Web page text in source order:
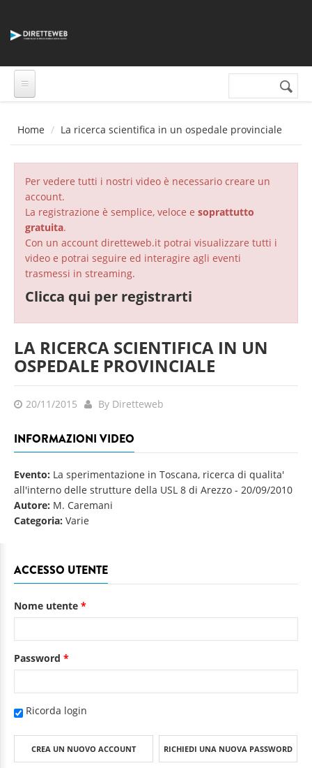
Form di
Cerca nel sito
Home La ricerca scientifica in un ospedale provinciale
Per vedere tutti i nostri video è necessario creare un
account.
La registrazione è semplice, veloce e soprattutto
gratuita.
Con un account diretteweb.it potrai visualizzare tutti i
video e potrai seguire ed interagire agli eventi
trasmessi in streaming.
Clicca qui per registrarti
LA RICERCA SCIENTIFICA IN UN
OSPEDALE PROVINCIALE
20/11/2015 By Diretteweb
INFORMAZIONI VIDEO
Evento: La sperimentazione in Toscana, ricerca di qualita'
all'interno delle strutture della USL 8 di Arezzo - 20/09/2010
Autore: M. Caremani
Categoria: Varie
ACCESSO UTENTE
Nome utente *
Password *
Ricorda login
CREA UN NUOVO ACCOUNT RICHIEDI UNA NUOVA PASSWORD